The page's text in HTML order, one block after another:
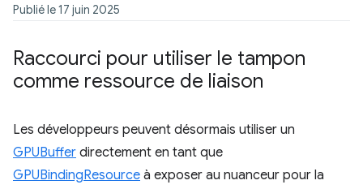
Publié le 17 juin 2025
Raccourci pour utiliser le tampon
comme ressource de liaison
Les développeurs peuvent désormais utiliser un
GPUBuffer directement en tant que
GPUBindingResource à exposer au nuanceur pour la